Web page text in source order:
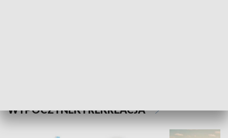
WYPOCZYNEK I REKREACJA